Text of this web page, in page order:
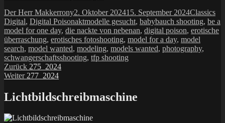
Autor
Der Herr MakkerronyVeröffentlicht
am
2. Oktober 202415. September 2024Kategorien
Classics
Digital, Digital PoisonSchlagwörter
aktmodelle gesucht, babybauch shooting, be a
model for one day, die nackte von nebenan, digital poison, erotische
überraschung, erotisches fotoshooting, model for a day, model
search, model wanted, modeling, models wanted, photography,
schwangerschaftsshooting, tfp shooting
Beitragsnavigation
Zurück Vorheriger
Beitrag:
275_2024
Weiter Nächster
277_2024
Lichtbildschreibmaschine